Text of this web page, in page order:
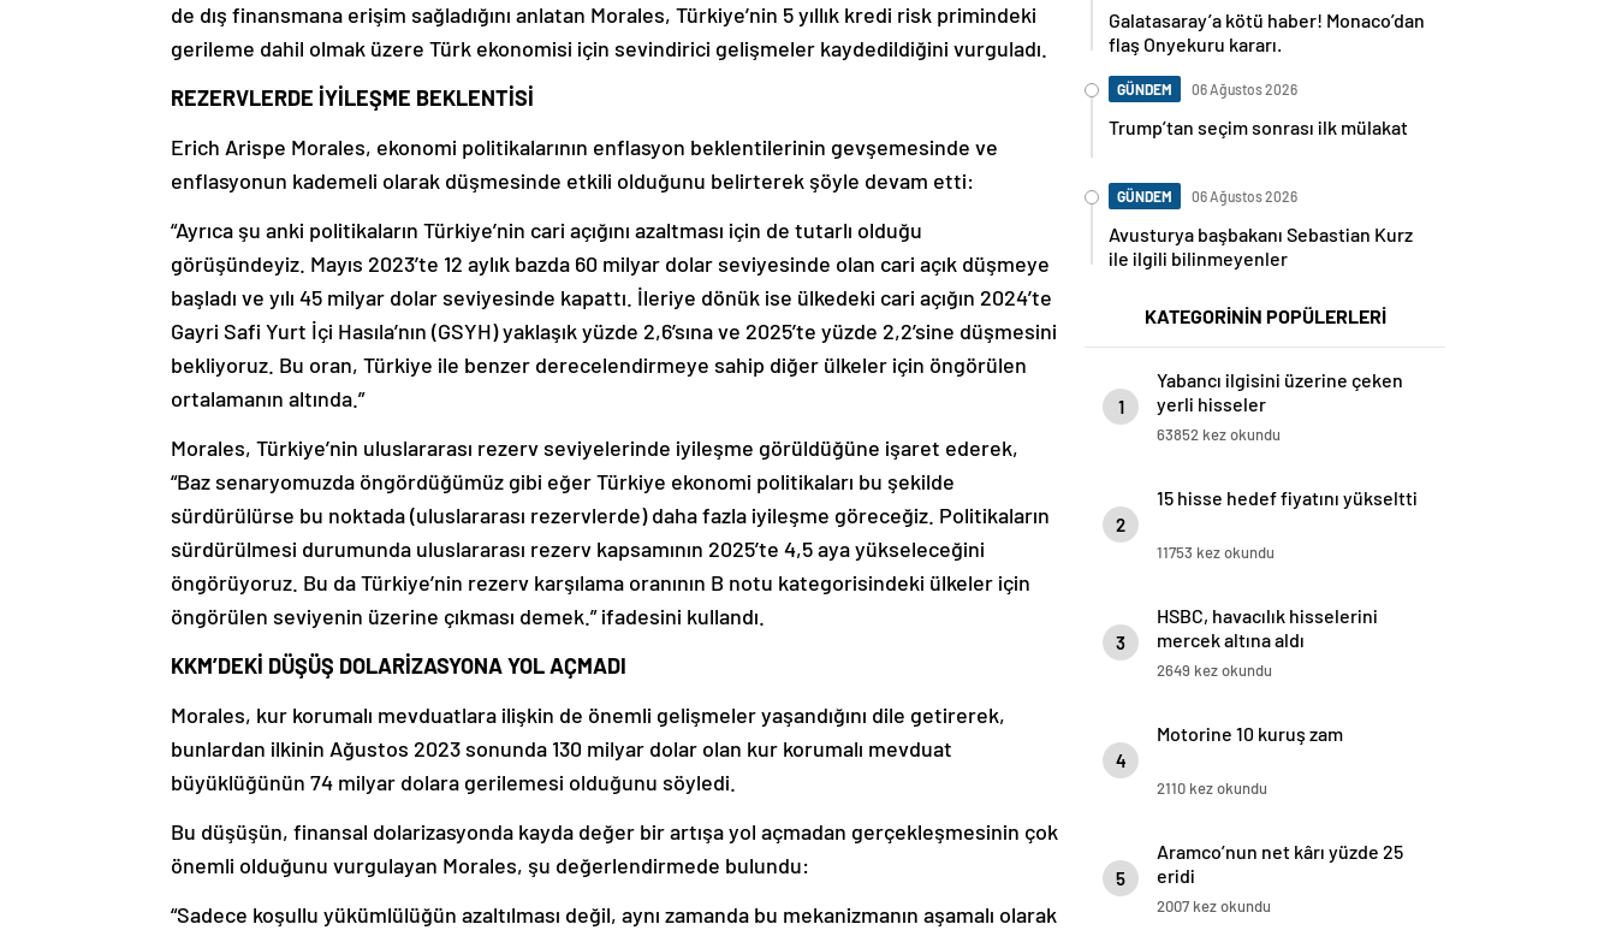
de dış finansmana erişim sağladığını anlatan Morales, Türkiye’nin 5 yıllık kredi risk primindeki
gerileme dahil olmak üzere Türk ekonomisi için sevindirici gelişmeler kaydedildiğini vurguladı.
REZERVLERDE İYİLEŞME BEKLENTİSİ
Erich Arispe Morales, ekonomi politikalarının enflasyon beklentilerinin gevşemesinde ve
enflasyonun kademeli olarak düşmesinde etkili olduğunu belirterek şöyle devam etti:
“Ayrıca şu anki politikaların Türkiye’nin cari açığını azaltması için de tutarlı olduğu
görüşündeyiz. Mayıs 2023’te 12 aylık bazda 60 milyar dolar seviyesinde olan cari açık düşmeye
başladı ve yılı 45 milyar dolar seviyesinde kapattı. İleriye dönük ise ülkedeki cari açığın 2024’te
Gayri Safi Yurt İçi Hasıla’nın (GSYH) yaklaşık yüzde 2,6’sına ve 2025’te yüzde 2,2’sine düşmesini
bekliyoruz. Bu oran, Türkiye ile benzer derecelendirmeye sahip diğer ülkeler için öngörülen
ortalamanın altında.”
Morales, Türkiye’nin uluslararası rezerv seviyelerinde iyileşme görüldüğüne işaret ederek,
“Baz senaryomuzda öngördüğümüz gibi eğer Türkiye ekonomi politikaları bu şekilde
sürdürülürse bu noktada (uluslararası rezervlerde) daha fazla iyileşme göreceğiz. Politikaların
sürdürülmesi durumunda uluslararası rezerv kapsamının 2025’te 4,5 aya yükseleceğini
öngörüyoruz. Bu da Türkiye’nin rezerv karşılama oranının B notu kategorisindeki ülkeler için
öngörülen seviyenin üzerine çıkması demek.” ifadesini kullandı.
KKM’DEKİ DÜŞÜŞ DOLARİZASYONA YOL AÇMADI
Morales, kur korumalı mevduatlara ilişkin de önemli gelişmeler yaşandığını dile getirerek,
bunlardan ilkinin Ağustos 2023 sonunda 130 milyar dolar olan kur korumalı mevduat
büyüklüğünün 74 milyar dolara gerilemesi olduğunu söyledi.
Bu düşüşün, finansal dolarizasyonda kayda değer bir artışa yol açmadan gerçekleşmesinin çok
önemli olduğunu vurgulayan Morales, şu değerlendirmede bulundu:
“Sadece koşullu yükümlülüğün azaltılması değil, aynı zamanda bu mekanizmanın aşamalı olarak
Galatasaray’a kötü haber! Monaco’dan
flaş Onyekuru kararı.
GÜNDEM 06 Ağustos 2026
Trump’tan seçim sonrası ilk mülakat
GÜNDEM 06 Ağustos 2026
Avusturya başbakanı Sebastian Kurz
ile ilgili bilinmeyenler
KATEGORİNİN POPÜLERLERİ
1
Yabancı ilgisini üzerine çeken
yerli hisseler
63852 kez okundu
2
15 hisse hedef fiyatını yükseltti
11753 kez okundu
3
HSBC, havacılık hisselerini
mercek altına aldı
2649 kez okundu
4
Motorine 10 kuruş zam
2110 kez okundu
5
Aramco’nun net kârı yüzde 25
eridi
2007 kez okundu